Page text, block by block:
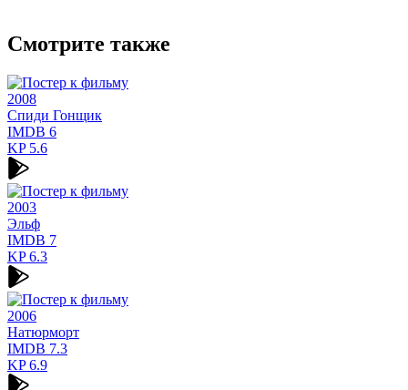
Смотрите также
2008
Спиди Гонщик
IMDB 6
KP5.6
2003
Эльф
IMDB 7
KP6.3
2006
Натюрморт
IMDB 7.3
KP6.9